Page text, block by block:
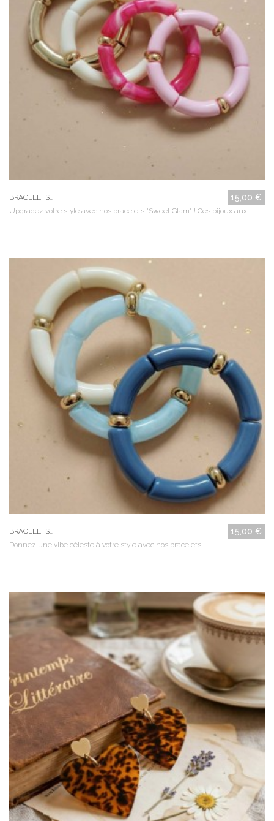
BRACELETS... 15,00 €
Upgradez votre style avec nos bracelets "Sweet Glam" ! Ces bijoux aux...
BRACELETS... 15,00 €
Donnez une vibe céleste à votre style avec nos bracelets...